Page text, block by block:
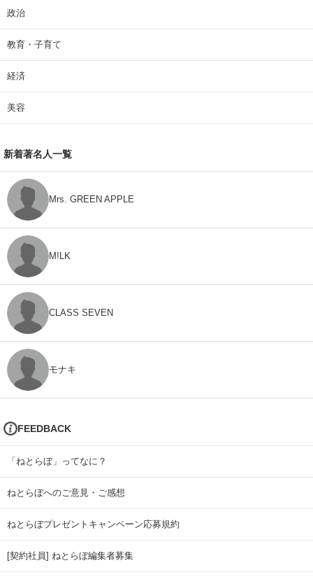
政治
教育・子育て
経済
美容
新着著名人一覧
Mrs. GREEN APPLE
M!LK
CLASS SEVEN
モナキ
FEEDBACK
「ねとらぼ」ってなに？
ねとらぼへのご意見・ご感想
ねとらぼプレゼントキャンペーン応募規約
[契約社員] ねとらぼ編集者募集